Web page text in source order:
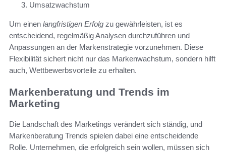
Umsatzwachstum
Um einen langfristigen Erfolg zu gewährleisten, ist es
entscheidend, regelmäßig Analysen durchzuführen und
Anpassungen an der Markenstrategie vorzunehmen. Diese
Flexibilität sichert nicht nur das Markenwachstum, sondern hilft
auch, Wettbewerbsvorteile zu erhalten.
Markenberatung und Trends im
Marketing
Die Landschaft des Marketings verändert sich ständig, und
Markenberatung Trends spielen dabei eine entscheidende
Rolle. Unternehmen, die erfolgreich sein wollen, müssen sich